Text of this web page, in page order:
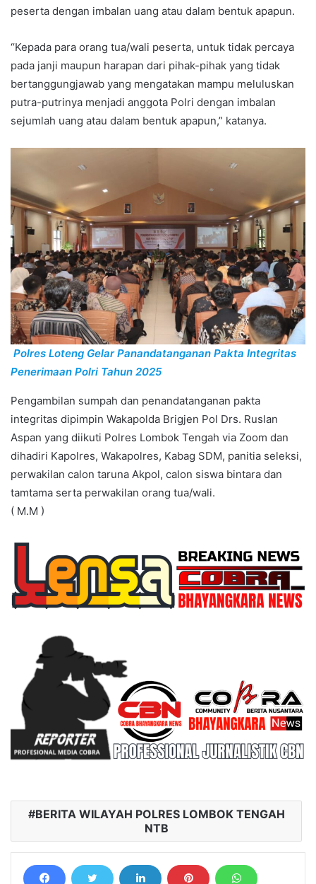
peserta dengan imbalan uang atau dalam bentuk apapun.
“Kepada para orang tua/wali peserta, untuk tidak percaya
pada janji maupun harapan dari pihak-pihak yang tidak
bertanggungjawab yang mengatakan mampu meluluskan
putra-putrinya menjadi anggota Polri dengan imbalan
sejumlah uang atau dalam bentuk apapun,” katanya.
Polres Loteng Gelar Panandatanganan Pakta Integritas
Penerimaan Polri Tahun 2025
Pengambilan sumpah dan penandatanganan pakta
integritas dipimpin Wakapolda Brigjen Pol Drs. Ruslan
Aspan yang diikuti Polres Lombok Tengah via Zoom dan
dihadiri Kapolres, Wakapolres, Kabag SDM, panitia seleksi,
perwakilan calon taruna Akpol, calon siswa bintara dan
tamtama serta perwakilan orang tua/wali.
( M.M )
BERITA WILAYAH POLRES LOMBOK TENGAH
NTB